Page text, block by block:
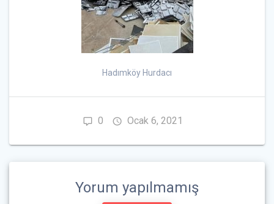
Hadımköy Hurdacı
0 Ocak 6, 2021
Yorum yapılmamış